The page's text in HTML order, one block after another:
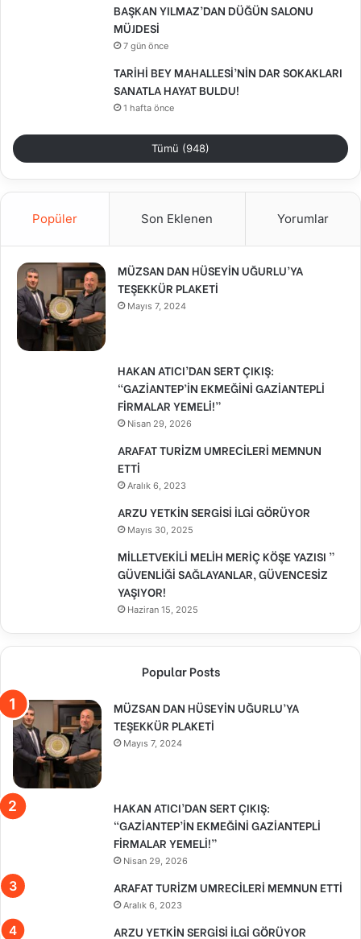
BAŞKAN YILMAZ’DAN DÜĞÜN SALONU
MÜJDESİ
7 gün önce
TARİHİ BEY MAHALLESİ’NİN DAR SOKAKLARI
SANATLA HAYAT BULDU!
1 hafta önce
Tümü (948)
Popüler Son Eklenen Yorumlar
MÜZSAN DAN HÜSEYİN UĞURLU’YA
TEŞEKKÜR PLAKETİ
Mayıs 7, 2024
HAKAN ATICI’DAN SERT ÇIKIŞ:
“GAZİANTEP’İN EKMEĞİNİ GAZİANTEPLİ
FİRMALAR YEMELİ!”
Nisan 29, 2026
ARAFAT TURİZM UMRECİLERİ MEMNUN
ETTİ
Aralık 6, 2023
ARZU YETKİN SERGİSİ İLGİ GÖRÜYOR
Mayıs 30, 2025
MİLLETVEKİLİ MELİH MERİÇ KÖŞE YAZISI ”
GÜVENLİĞİ SAĞLAYANLAR, GÜVENCESİZ
YAŞIYOR!
Haziran 15, 2025
Popular Posts
MÜZSAN DAN HÜSEYİN UĞURLU’YA
TEŞEKKÜR PLAKETİ
Mayıs 7, 2024
HAKAN ATICI’DAN SERT ÇIKIŞ:
“GAZİANTEP’İN EKMEĞİNİ GAZİANTEPLİ
FİRMALAR YEMELİ!”
Nisan 29, 2026
ARAFAT TURİZM UMRECİLERİ MEMNUN ETTİ
Aralık 6, 2023
ARZU YETKİN SERGİSİ İLGİ GÖRÜYOR